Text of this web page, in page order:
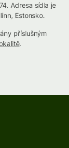
Adresa sídla je
Estonsko.
příslušným
.